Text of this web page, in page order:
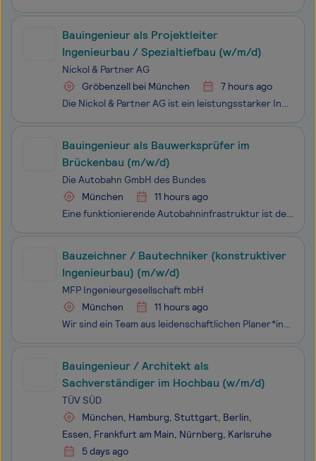
Bauingenieur als Projektleiter
Ingenieurbau / Spezialtiefbau (w/m/d)
Nickol & Partner AG
Gröbenzell bei München
7 hours ago
Die Nickol & Partner AG ist ein leistungsstarker Ingenieurdienstleister mit weitreichender Erfahrung.Als Partner bei Bauvorhaben stehen wir unseren Kunden mit dem neuesten Stand der Technik, innovativen Ideen und maßgeschneiderten Lösungen zur Seite.Seit 1991 erarbeiten wir individuelle wirtschaftli
Bauingenieur als Bauwerksprüfer im
Brückenbau (m/w/d)
Die Autobahn GmbH des Bundes
München
11 hours ago
Eine funktionierende Autobahn­infrastruktur ist der Garant dafür, dass Deutschland mobil ist. Damit das so bleibt, brauchen wir Ihre Expertise als Ingenieurin oder Ingenieur. Tausende Brücken, hunderte Tunnel und unzählige Neben­anlagen müssen regelmäßig geprüft, gewartet und erneuert werden. Auch d
Bauzeichner / Bautechniker (konstruktiver
Ingenieurbau) (m/w/d)
MFP Ingenieurgesellschaft mbH
München
11 hours ago
Wir sind ein Team aus leidenschaftlichen Planer*innen im Bauwesen, das sich auf die Objekt- und Tragwerksplanung von Ingenieurbauwerken aus dem Fachgebiet des konstruktiven Ingenieurbaus spezialisiert hat. Von unserem Bürostandort im belebten Münchner Zentrum bearbeiten wir im Rahmen von Infrastrukt
Bauingenieur / Architekt als
Sachverständiger im Hochbau (w/m/d)
TÜV SÜD
München, Hamburg, Stuttgart, Berlin,
Essen, Frankfurt am Main, Nürnberg, Karlsruhe
5 days ago